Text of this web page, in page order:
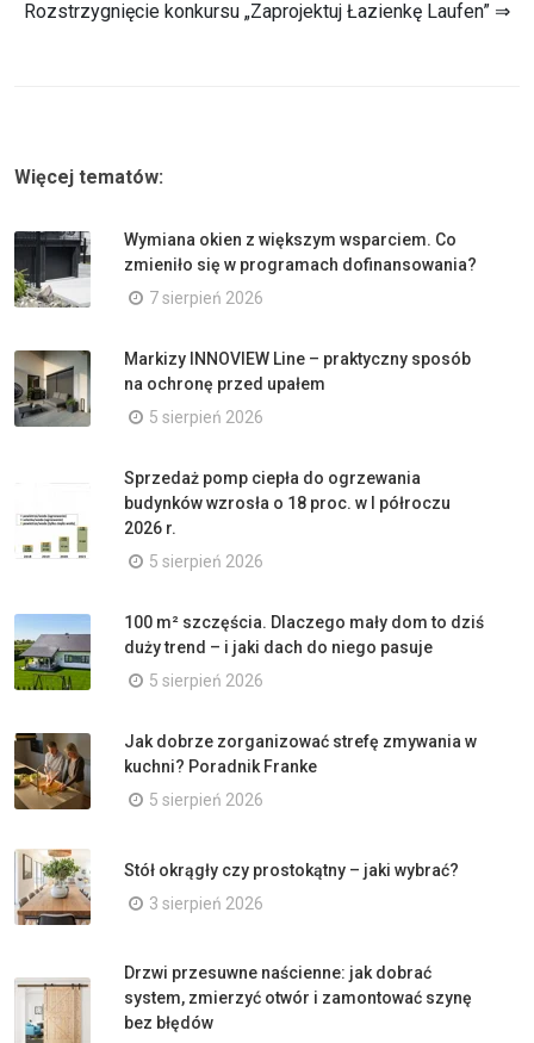
Rozstrzygnięcie konkursu „Zaprojektuj Łazienkę Laufen” ⇒
Więcej tematów:
Wymiana okien z większym wsparciem. Co
zmieniło się w programach dofinansowania?
7 sierpień 2026
Markizy INNOVIEW Line – praktyczny sposób
na ochronę przed upałem
5 sierpień 2026
Sprzedaż pomp ciepła do ogrzewania
budynków wzrosła o 18 proc. w I półroczu
2026 r.
5 sierpień 2026
100 m² szczęścia. Dlaczego mały dom to dziś
duży trend – i jaki dach do niego pasuje
5 sierpień 2026
Jak dobrze zorganizować strefę zmywania w
kuchni? Poradnik Franke
5 sierpień 2026
Stół okrągły czy prostokątny – jaki wybrać?
3 sierpień 2026
Drzwi przesuwne naścienne: jak dobrać
system, zmierzyć otwór i zamontować szynę
bez błędów